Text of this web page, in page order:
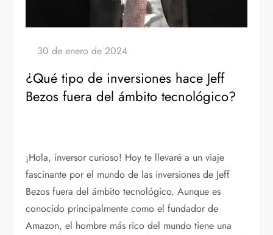
¿Qué tipo de inversiones hace Jeff
Bezos fuera del ámbito tecnológico?
¡Hola, inversor curioso! Hoy te llevaré a un viaje
fascinante por el mundo de las inversiones de Jeff
Bezos fuera del ámbito tecnológico. Aunque es
conocido principalmente como el fundador de
Amazon, el hombre más rico del mundo tiene una